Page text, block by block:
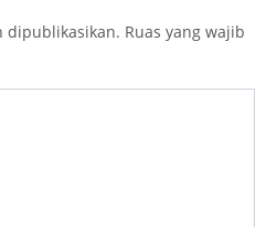
dipublikasikan. Ruas yang wajib